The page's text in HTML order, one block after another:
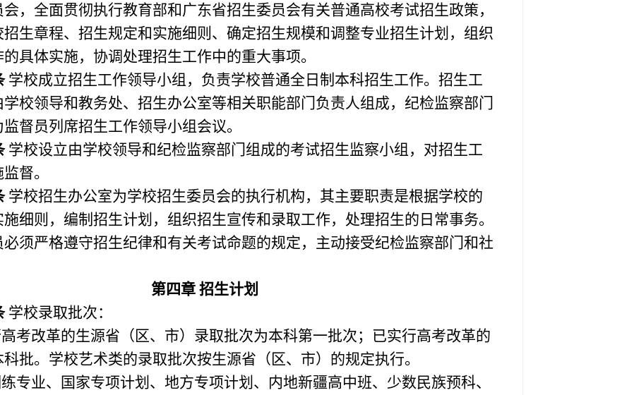
，全面贯彻执行教育部和广东省招生委员会有关普通高校考试招生政策，
生章程、招生规定和实施细则、确定招生规模和调整专业招生计划，组织
具体实施，协调处理招生工作中的重大事项。
学校成立招生工作领导小组，负责学校普通全日制本科招生工作。招生工
校领导和教务处、招生办公室等相关职能部门负责人组成，纪检监察部门
督员列席招生工作领导小组会议。
学校设立由学校领导和纪检监察部门组成的考试招生监察小组，对招生工
督。
学校招生办公室为学校招生委员会的执行机构，其主要职责是根据学校的
细则，编制招生计划，组织招生宣传和录取工作，处理招生的日常事务。
须严格遵守招生纪律和有关考试命题的规定，主动接受纪检监察部门和社
第四章 招生计划
学校录取批次：
考改革的生源省（区、市）录取批次为本科第一批次；已实行高考改革的
批。学校艺术类的录取批次按生源省（区、市）的规定执行。
专业、国家专项计划、地方专项计划、内地新疆高中班、少数民族预科、